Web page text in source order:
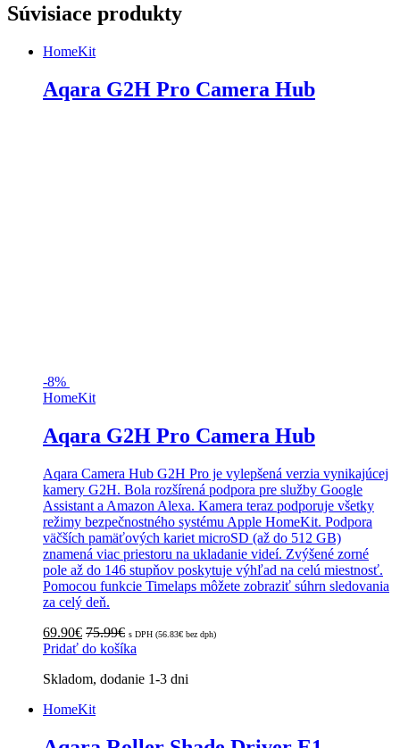
Súvisiace produkty
HomeKit
Aqara G2H Pro Camera Hub
-8%
HomeKit
Aqara G2H Pro Camera Hub
Aqara Camera Hub G2H Pro je vylepšená verzia vynikajúcej
kamery G2H. Bola rozšírená podpora pre služby Google
Assistant a Amazon Alexa. Kamera teraz podporuje všetky
režimy bezpečnostného systému Apple HomeKit. Podpora
väčších pamäťových kariet microSD (až do 512 GB)
znamená viac priestoru na ukladanie videí. Zvýšené zorné
pole až do 146 stupňov poskytuje výhľad na celú miestnosť.
Pomocou funkcie Timelaps môžete zobraziť súhrn sledovania
za celý deň.
69.90€ 75.99€ s DPH (56.83€ bez dph)
Pridať do košíka
Skladom, dodanie 1-3 dni
HomeKit